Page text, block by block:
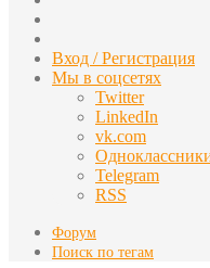
статья
Вход / Регистрация
Мы в соцсетях
Twitter
LinkedIn
vk.com
Telegram
RSS
Форум
Поиск по тегам